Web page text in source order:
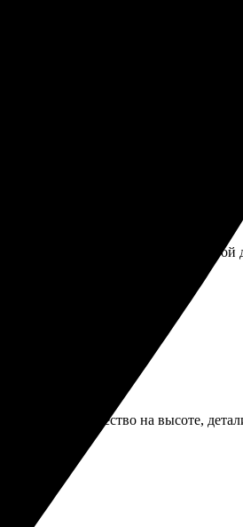
выбора и оформления заказа
рекомендую всем!
качеством работы и быстрой
ожидал. Качество на высоте,